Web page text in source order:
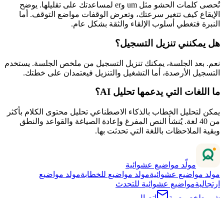
تُحصى كلمات الحشو مثل um وer لمساعدتك على تقليلها. يوضح
الإيقاع كيف تتغير سرعتك، وتعرض الوقفات مواضع التوقف. أما
النبرة فتغطي أسلوب الإلقاء والثقة بشكل عام.
هل يمكنني تنزيل التسجيل؟
نعم. بعد الجلسة، يمكنك تنزيل التسجيل من ملخص الجلسة. يستخدم
التسجيل الأرصدة، أما التشغيل والتنزيل فيعتمدان على خطتك.
ما اللغات التي يدعمها تحليل AI؟
يمكن لتحليل الخطاب بالذكاء الاصطناعي تحليل محتوى الكلام بأكثر
من 40 لغة. يُنشأ النص المفرغ وإعادة الصياغة والقواعد والنطق
وبقية الملاحظات باللغة التي تحدثت بها.
مولّد مواضيع عشوائية
مولد مواضيع عشوائيةمولد مواضيع للخطابةمولد مواضيع
ارتجاليةمواضيع عشوائية للتحدث